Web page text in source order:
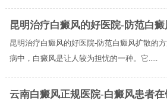
昆明治疗白癜风的好医院-防范白
昆明治疗白癜风的好医院-防范白癜风扩散的
病中，白癜风是让人较为担忧的一种。它.....
云南白癜风正规医院-白癜风患者